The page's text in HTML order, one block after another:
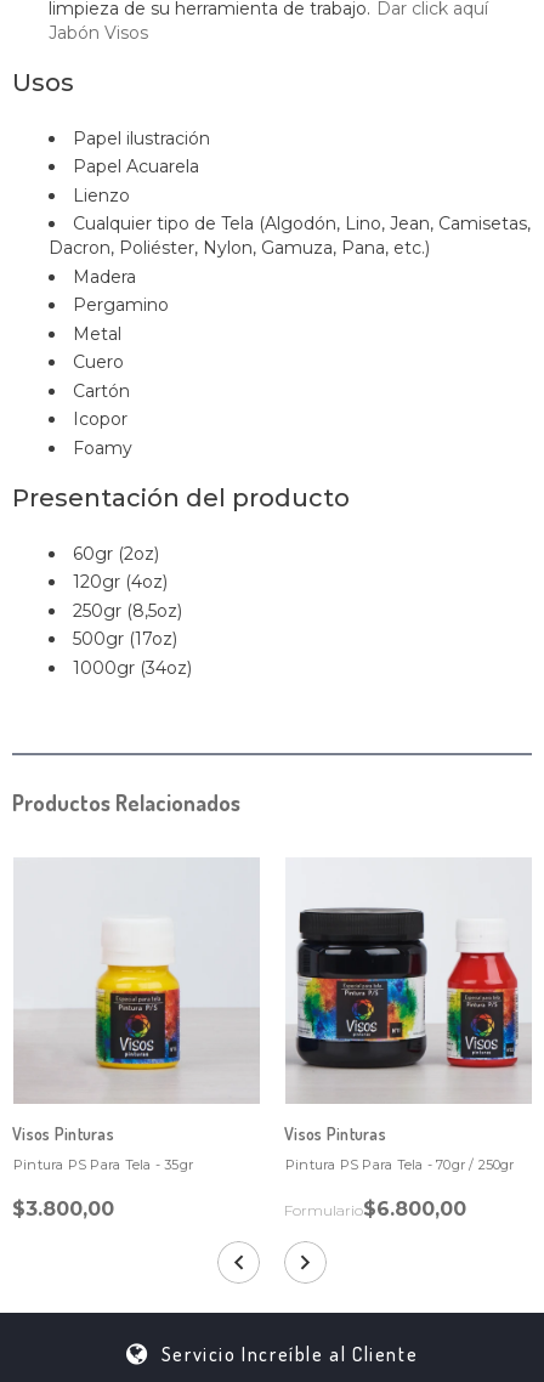
limpieza de su herramienta de trabajo. Dar click aquí
Jabón Visos
Usos
Papel ilustración
Papel Acuarela
Lienzo
Cualquier tipo de Tela (Algodón, Lino, Jean, Camisetas,
Dacron, Poliéster, Nylon, Gamuza, Pana, etc.)
Madera
Pergamino
Metal
Cuero
Cartón
Icopor
Foamy
Presentación del producto
60gr (2oz)
120gr (4oz)
250gr (8,5oz)
500gr (17oz)
1000gr (34oz)
Productos Relacionados
Visos Pinturas
Pintura PS Para Tela - 35gr
$3.800,00
Visos Pinturas
Pintura PS Para Tela - 70gr / 250gr
Formulario$6.800,00
Servicio Increíble al Cliente